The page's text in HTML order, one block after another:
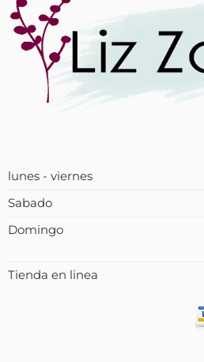
lunes - viernes
Sabado
Domingo
Tienda en linea